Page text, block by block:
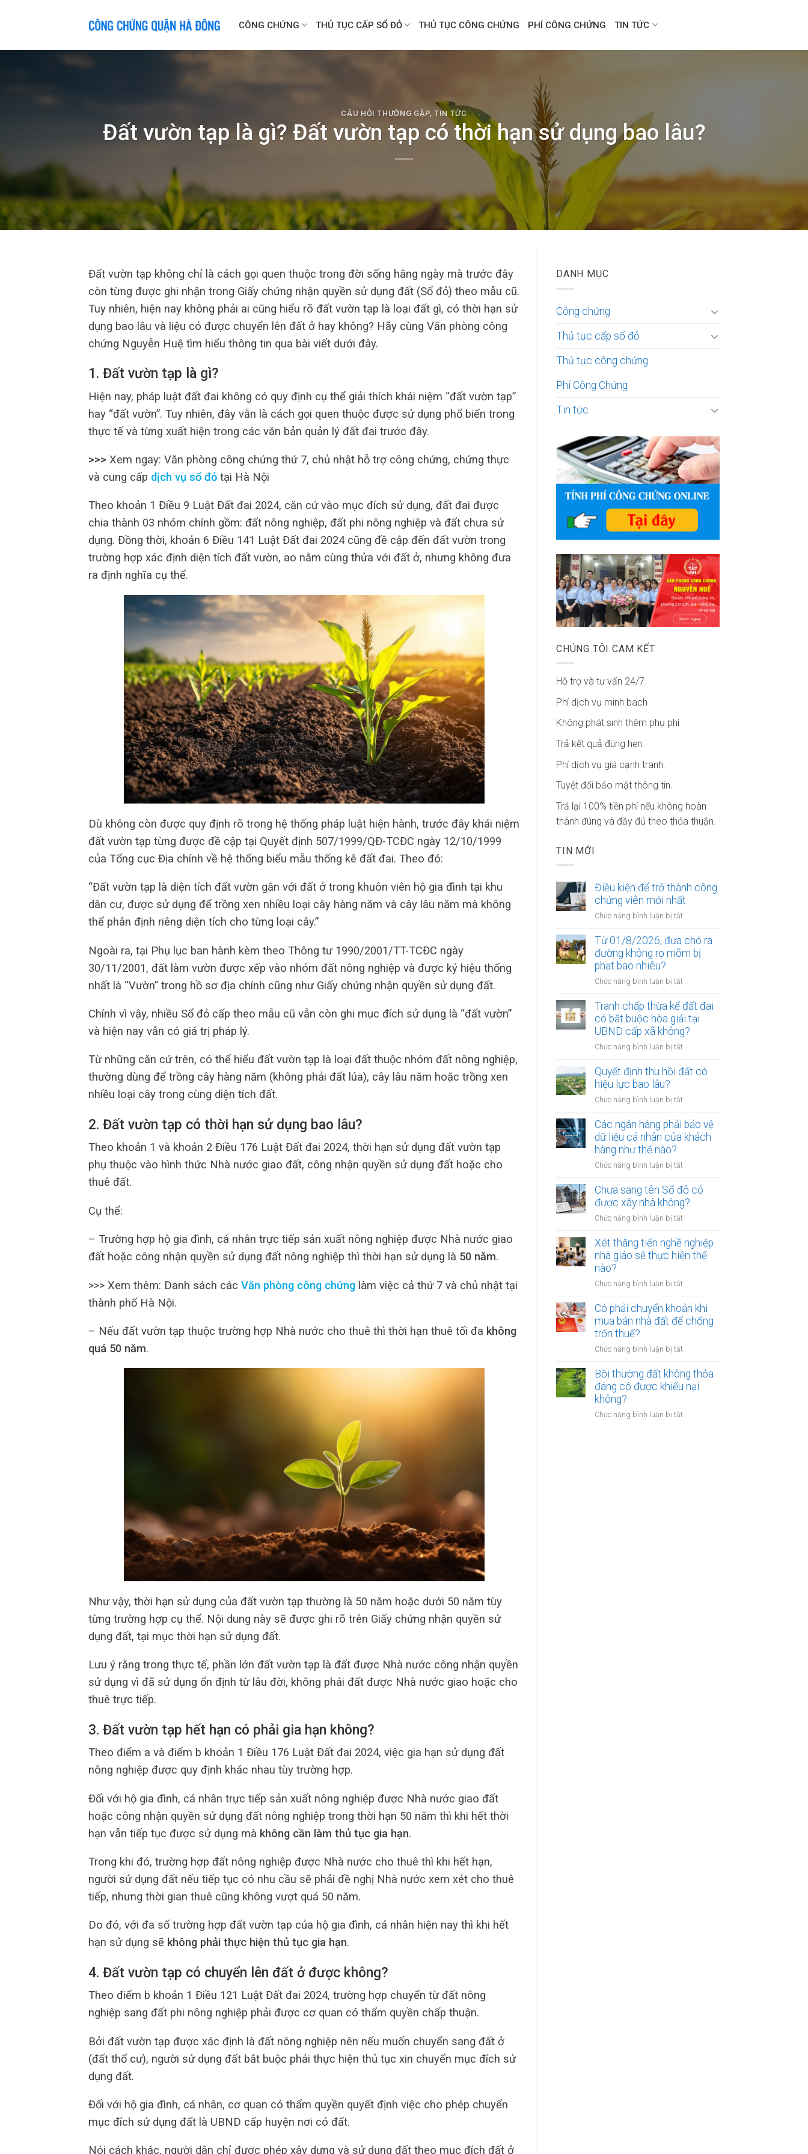
CÔNG CHỨNG THỦ TỤC CẤP SỔ ĐỎ THỦ TỤC CÔNG CHỨNG PHÍ CÔNG CHỨNG TIN TỨC
CÂU HỎI THƯỜNG GẶP,TIN TỨC
Đất vườn tạp là gì? Đất vườn tạp có thời hạn sử dụng bao lâu?
Đất vườn tạp không chỉ là cách gọi quen thuộc trong đời sống hằng ngày mà trước đây
còn từng được ghi nhận trong Giấy chứng nhận quyền sử dụng đất (Sổ đỏ) theo mẫu cũ.
Tuy nhiên, hiện nay không phải ai cũng hiểu rõ đất vườn tạp là loại đất gì, có thời hạn sử
dụng bao lâu và liệu có được chuyển lên đất ở hay không? Hãy cùng Văn phòng công
chứng Nguyễn Huệ tìm hiểu thông tin qua bài viết dưới đây.
1. Đất vườn tạp là gì?
Hiện nay, pháp luật đất đai không có quy định cụ thể giải thích khái niệm “đất vườn tạp”
hay “đất vườn”. Tuy nhiên, đây vẫn là cách gọi quen thuộc được sử dụng phổ biến trong
thực tế và từng xuất hiện trong các văn bản quản lý đất đai trước đây.
>>> Xem ngay: Văn phòng công chứng thứ 7, chủ nhật hỗ trợ công chứng, chứng thực
và cung cấp dịch vụ sổ đỏ tại Hà Nội
Theo khoản 1 Điều 9 Luật Đất đai 2024, căn cứ vào mục đích sử dụng, đất đai được
chia thành 03 nhóm chính gồm: đất nông nghiệp, đất phi nông nghiệp và đất chưa sử
dụng. Đồng thời, khoản 6 Điều 141 Luật Đất đai 2024 cũng đề cập đến đất vườn trong
trường hợp xác định diện tích đất vườn, ao nằm cùng thửa với đất ở, nhưng không đưa
ra định nghĩa cụ thể.
Dù không còn được quy định rõ trong hệ thống pháp luật hiện hành, trước đây khái niệm
đất vườn tạp từng được đề cập tại Quyết định 507/1999/QĐ-TCĐC ngày 12/10/1999
của Tổng cục Địa chính về hệ thống biểu mẫu thống kê đất đai. Theo đó:
“Đất vườn tạp là diện tích đất vườn gắn với đất ở trong khuôn viên hộ gia đình tại khu
dân cư, được sử dụng để trồng xen nhiều loại cây hàng năm và cây lâu năm mà không
thể phân định riêng diện tích cho từng loại cây.”
Ngoài ra, tại Phụ lục ban hành kèm theo Thông tư 1990/2001/TT-TCĐC ngày
30/11/2001, đất làm vườn được xếp vào nhóm đất nông nghiệp và được ký hiệu thống
nhất là “Vườn” trong hồ sơ địa chính cũng như Giấy chứng nhận quyền sử dụng đất.
Chính vì vậy, nhiều Sổ đỏ cấp theo mẫu cũ vẫn còn ghi mục đích sử dụng là “đất vườn”
và hiện nay vẫn có giá trị pháp lý.
Từ những căn cứ trên, có thể hiểu đất vườn tạp là loại đất thuộc nhóm đất nông nghiệp,
thường dùng để trồng cây hàng năm (không phải đất lúa), cây lâu năm hoặc trồng xen
nhiều loại cây trong cùng diện tích đất.
2. Đất vườn tạp có thời hạn sử dụng bao lâu?
Theo khoản 1 và khoản 2 Điều 176 Luật Đất đai 2024, thời hạn sử dụng đất vườn tạp
phụ thuộc vào hình thức Nhà nước giao đất, công nhận quyền sử dụng đất hoặc cho
thuê đất.
Cụ thể:
– Trường hợp hộ gia đình, cá nhân trực tiếp sản xuất nông nghiệp được Nhà nước giao
đất hoặc công nhận quyền sử dụng đất nông nghiệp thì thời hạn sử dụng là 50 năm.
>>> Xem thêm: Danh sách các Văn phòng công chứng làm việc cả thứ 7 và chủ nhật tại
thành phố Hà Nội.
– Nếu đất vườn tạp thuộc trường hợp Nhà nước cho thuê thì thời hạn thuê tối đa không
quá 50 năm.
Như vậy, thời hạn sử dụng của đất vườn tạp thường là 50 năm hoặc dưới 50 năm tùy
từng trường hợp cụ thể. Nội dung này sẽ được ghi rõ trên Giấy chứng nhận quyền sử
dụng đất, tại mục thời hạn sử dụng đất.
Lưu ý rằng trong thực tế, phần lớn đất vườn tạp là đất được Nhà nước công nhận quyền
sử dụng vì đã sử dụng ổn định từ lâu đời, không phải đất được Nhà nước giao hoặc cho
thuê trực tiếp.
3. Đất vườn tạp hết hạn có phải gia hạn không?
Theo điểm a và điểm b khoản 1 Điều 176 Luật Đất đai 2024, việc gia hạn sử dụng đất
nông nghiệp được quy định khác nhau tùy trường hợp.
Đối với hộ gia đình, cá nhân trực tiếp sản xuất nông nghiệp được Nhà nước giao đất
hoặc công nhận quyền sử dụng đất nông nghiệp trong thời hạn 50 năm thì khi hết thời
hạn vẫn tiếp tục được sử dụng mà không cần làm thủ tục gia hạn.
Trong khi đó, trường hợp đất nông nghiệp được Nhà nước cho thuê thì khi hết hạn,
người sử dụng đất nếu tiếp tục có nhu cầu sẽ phải đề nghị Nhà nước xem xét cho thuê
tiếp, nhưng thời gian thuê cũng không vượt quá 50 năm.
Do đó, với đa số trường hợp đất vườn tạp của hộ gia đình, cá nhân hiện nay thì khi hết
hạn sử dụng sẽ không phải thực hiện thủ tục gia hạn.
4. Đất vườn tạp có chuyển lên đất ở được không?
Theo điểm b khoản 1 Điều 121 Luật Đất đai 2024, trường hợp chuyển từ đất nông
nghiệp sang đất phi nông nghiệp phải được cơ quan có thẩm quyền chấp thuận.
Bởi đất vườn tạp được xác định là đất nông nghiệp nên nếu muốn chuyển sang đất ở
(đất thổ cư), người sử dụng đất bắt buộc phải thực hiện thủ tục xin chuyển mục đích sử
dụng đất.
Đối với hộ gia đình, cá nhân, cơ quan có thẩm quyền quyết định việc cho phép chuyển
mục đích sử dụng đất là UBND cấp huyện nơi có đất.
Nói cách khác, người dân chỉ được phép xây dựng và sử dụng đất theo mục đích đất ở
DANH MỤC
Công chứng
Thủ tục cấp sổ đỏ
Thủ tục công chứng
Phí Công Chứng
Tin tức
CHÚNG TÔI CAM KẾT
Hỗ trợ và tư vấn 24/7
Phí dịch vụ minh bach
Không phát sinh thêm phụ phí
Trả kết quả đúng hẹn.
Phí dịch vụ giá cạnh tranh.
Tuyệt đối bảo mật thông tin.
Trả lại 100% tiền phí nếu không hoàn
thành đúng và đầy đủ theo thỏa thuận.
TIN MỚI
Điều kiện để trở thành công
chứng viên mới nhất
Chức năng bình luận bị tắt
kiện
để
công
viên
mới
nhất
Từ 01/8/2026, đưa chó ra
đường không rọ mõm bị
phạt bao nhiêu?
Chức năng bình luận bị tắt
01/8/2026,
đưa
chó
ra
đường
rọ
bao
nhiêu?
Tranh chấp thừa kế đất đai
có bắt buộc hòa giải tại
UBND cấp xã không?
Chức năng bình luận bị tắt
chấp
đất
có
bắt
tại
UBND
cấp
Quyết định thu hồi đất có
hiệu lực bao lâu?
Chức năng bình luận bị tắt
định
thu
có
lực
bao
Các ngân hàng phải bảo vệ
dữ liệu cá nhân của khách
hàng như thế nào?
Chức năng bình luận bị tắt
ngân
hàng
phải
bảo
dữ
liệu
khách
hàng
như
Chưa sang tên Sổ đỏ có
được xây nhà không?
Chức năng bình luận bị tắt
sang
tên
Sổ
có
xây
nhà
Xét thăng tiến nghề nghiệp
nhà giáo sẽ thực hiện thế
nào?
Chức năng bình luận bị tắt
thăng
tiến
nhà
sẽ
thực
Có phải chuyển khoản khi
mua bán nhà đất để chống
trốn thuế?
Chức năng bình luận bị tắt
phải
chuyển
khoản
mua
Bồi thường đất không thỏa
đáng có được khiếu nại
không?
Chức năng bình luận bị tắt